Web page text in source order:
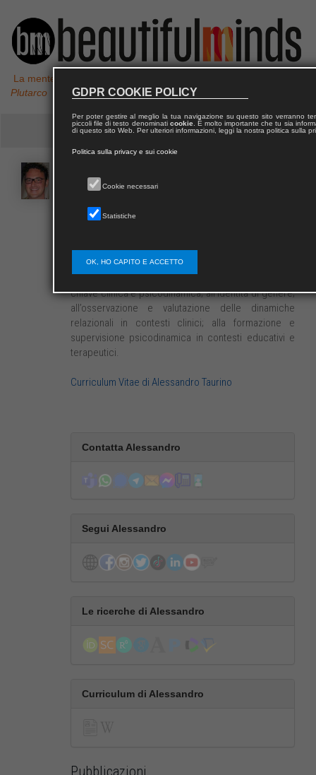
La mente non è un vaso da riempire, ma un fuoco da accendere,
Plutarco
Alessandro
Alessandro Taurino è dottore di ricerca in Psicologia
Psicologia dello sviluppo e di Psicologia sociale
presso l’Università del Salento. I suoi interessi di
ricerca sono rivolti all’analisi dei processi sociali in
chiave clinica e psicodinamica; all’identità di genere;
all’osservazione e valutazione delle dinamiche
relazionali in contesti clinici; alla formazione e
supervisione psicodinamica in contesti educativi e
terapeutici.
Curriculum Vitae di Alessandro Taurino
Contatta Alessandro
Segui Alessandro
Le ricerche di Alessandro
Curriculum di Alessandro
GDPR COOKIE POLICY
Per poter gestire al meglio la tua navigazione su questo sito verranno
piccoli file di testo denominati cookie. È molto importante che tu sia
di questo sito Web. Per ulteriori informazioni, leggi la nostra politica sulla
Politica sulla privacy e sui cookie
Cookie necessari
Statistiche
OK, HO CAPITO E ACCETTO